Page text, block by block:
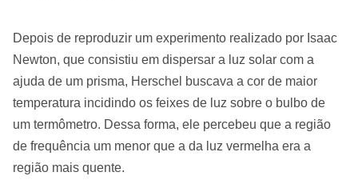
Depois de reproduzir um experimento realizado por Isaac
Newton, que consistiu em dispersar a luz solar com a
ajuda de um prisma, Herschel buscava a cor de maior
temperatura incidindo os feixes de luz sobre o bulbo de
um termômetro. Dessa forma, ele percebeu que a região
de frequência um menor que a da luz vermelha era a
região mais quente.